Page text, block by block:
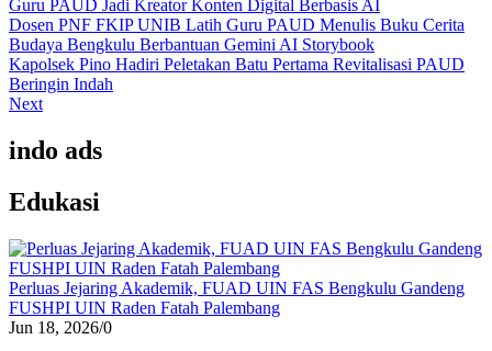
Guru PAUD Jadi Kreator Konten Digital Berbasis AI
Dosen PNF FKIP UNIB Latih Guru PAUD Menulis Buku Cerita
Budaya Bengkulu Berbantuan Gemini AI Storybook
Kapolsek Pino Hadiri Peletakan Batu Pertama Revitalisasi PAUD
Beringin Indah
Next
indo ads
Edukasi
Perluas Jejaring Akademik, FUAD UIN FAS Bengkulu Gandeng
FUSHPI UIN Raden Fatah Palembang
Jun 18, 2026/0